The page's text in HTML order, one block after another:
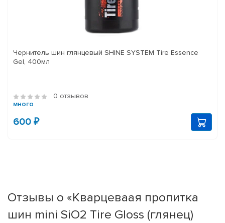
Чернитель шин глянцевый SHINE SYSTEM Tire Essence
Gel, 400мл
0 отзывов
много
600 ₽
Отзывы о «Кварцеваая пропитка
шин mini SiO2 Tire Gloss (глянец)